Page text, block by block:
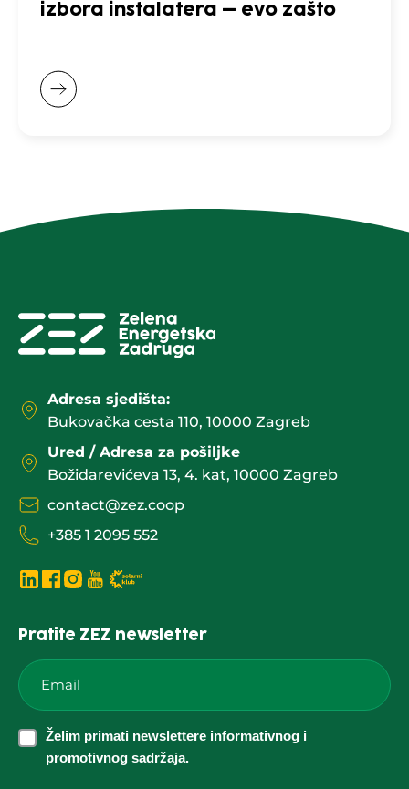
izbora instalatera – evo zašto
Adresa sjedišta:
Bukovačka cesta 110, 10000 Zagreb
Ured / Adresa za pošiljke
Božidarevićeva 13, 4. kat, 10000 Zagreb
contact@zez.coop
+385 1 2095 552
Pratite ZEZ newsletter
Email
*
Želim
primati
Želim primati newslettere informativnog i
promotivnog sadržaja.